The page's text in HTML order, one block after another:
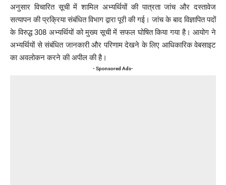
अनुसार विचारित सूची में शामिल अभ्यर्थियों की पात्रता जांच और दस्तावेज
सत्यापन की प्रक्रिया संबंधित विभाग द्वारा पूरी की गई। जांच के बाद विज्ञापित पदों
के विरुद्ध 308 अभ्यर्थियों को मुख्य सूची में सफल घोषित किया गया है। आयोग ने
अभ्यर्थियों से संबंधित जानकारी और परिणाम देखने के लिए आधिकारिक वेबसाइट
का अवलोकन करने की अपील की है।
- Sponsored Ads-